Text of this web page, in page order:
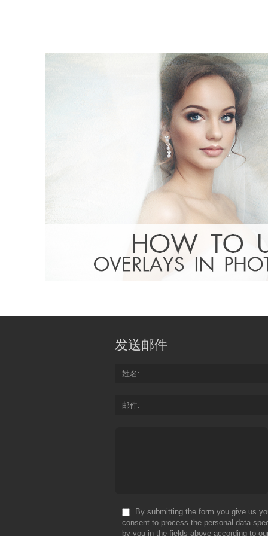
发送邮件
姓名
邮件
By submitting the form you give us
consent to process the personal data
by you in the fields above according to